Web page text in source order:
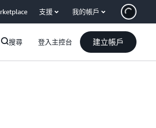
支援 我的帳戶
搜尋 登入主控台 建立帳戶